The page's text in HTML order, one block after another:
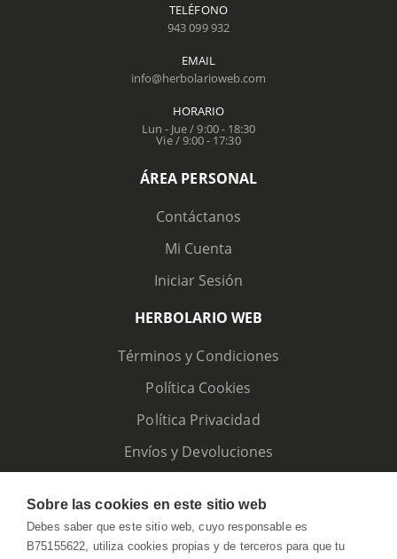
TELÉFONO
943 099 932
EMAIL
info@herbolarioweb.com
HORARIO
Lun - Jue / 9:00 - 18:30
Vie / 9:00 - 17:30
ÁREA PERSONAL
Contáctanos
Mi Cuenta
Iniciar Sesión
HERBOLARIO WEB
Términos y Condiciones
Política Cookies
Política Privacidad
Envíos y Devoluciones
Sobre las cookies en este sitio web
Debes saber que este sitio web, cuyo responsable es
B75155622, utiliza cookies propias y de terceros para que tu